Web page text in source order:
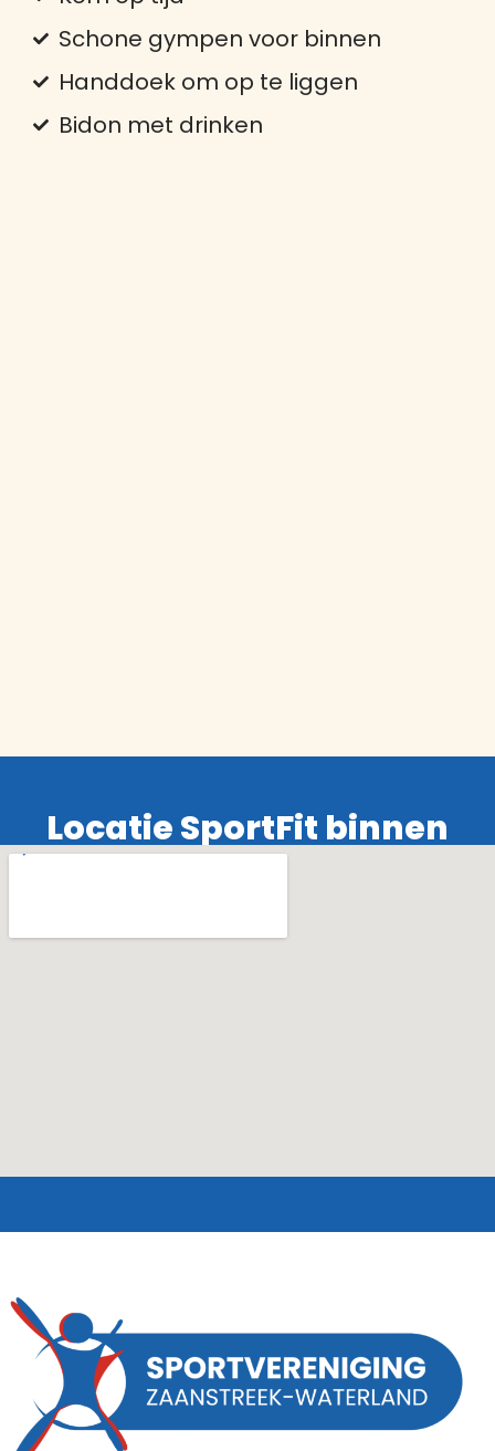
Schone gympen voor binnen
Handdoek om op te liggen
Bidon met drinken
Locatie SportFit binnen